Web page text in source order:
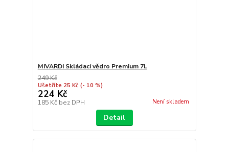
MIVARDI Skládací vědro Premium 7L
249 Kč
Ušetříte 25 Kč (- 10 %)
224 Kč
185 Kč bez DPH Není skladem
Detail